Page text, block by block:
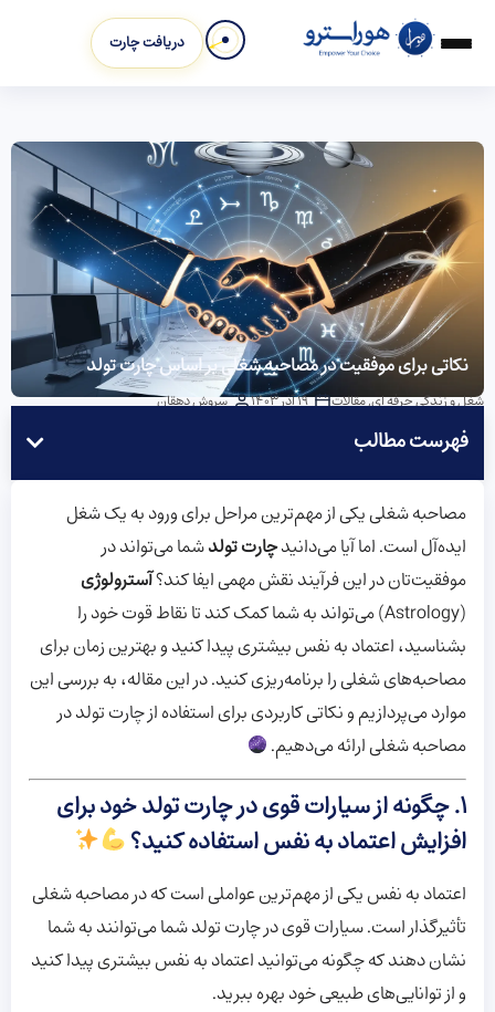
دریافت چارت
نکاتی برای موفقیت در مصاحبه شغلی بر اساس چارت تولد
شغل و زندگی حرفه ای,مقالات 19 آذر 1403 سروش دهقان
فهرست مطالب
مصاحبه شغلی یکی از مهم‌ترین مراحل برای ورود به یک شغل
ایده‌آل است. اما آیا می‌دانیدچارت تولدشما می‌تواند در
موفقیت‌تان در این فرآیند نقش مهمی ایفا کند؟آسترولوژی
(Astrology) می‌تواند به شما کمک کند تا نقاط قوت خود را
بشناسید، اعتماد به نفس بیشتری پیدا کنید و بهترین زمان برای
مصاحبه‌های شغلی را برنامه‌ریزی کنید. در این مقاله، به بررسی این
موارد می‌پردازیم و نکاتی کاربردی برای استفاده از چارت تولد در
مصاحبه شغلی ارائه می‌دهیم.
۱. چگونه از سیارات قوی در چارت تولد خود برای
افزایش اعتماد به نفس استفاده کنید؟
اعتماد به نفس یکی از مهم‌ترین عواملی است که در مصاحبه شغلی
تأثیرگذار است. سیارات قوی در چارت تولد شما می‌توانند به شما
نشان دهند که چگونه می‌توانید اعتماد به نفس بیشتری پیدا کنید
و از توانایی‌های طبیعی خود بهره ببرید.